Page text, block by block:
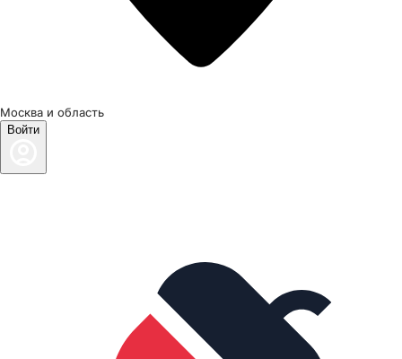
Москва и область
Войти